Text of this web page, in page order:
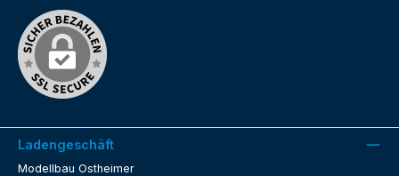
Ladengeschäft
Modellbau Ostheimer